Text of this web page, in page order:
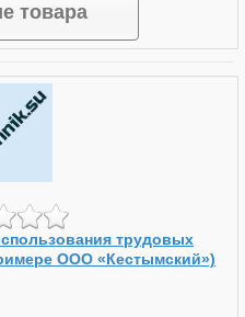
товара
трудовых
ООО «Кестымский»)